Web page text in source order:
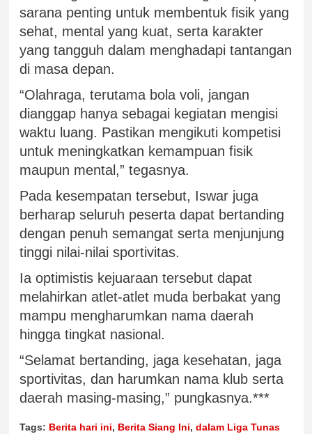
sarana penting untuk membentuk fisik yang
sehat, mental yang kuat, serta karakter
yang tangguh dalam menghadapi tantangan
di masa depan.
“Olahraga, terutama bola voli, jangan
dianggap hanya sebagai kegiatan mengisi
waktu luang. Pastikan mengikuti kompetisi
untuk meningkatkan kemampuan fisik
maupun mental,” tegasnya.
Pada kesempatan tersebut, Iswar juga
berharap seluruh peserta dapat bertanding
dengan penuh semangat serta menjunjung
tinggi nilai-nilai sportivitas.
Ia optimistis kejuaraan tersebut dapat
melahirkan atlet-atlet muda berbakat yang
mampu mengharumkan nama daerah
hingga tingkat nasional.
“Selamat bertanding, jaga kesehatan, jaga
sportivitas, dan harumkan nama klub serta
daerah masing-masing,” pungkasnya.***
Tags: Berita hari ini, Berita Siang Ini, dalam Liga Tunas